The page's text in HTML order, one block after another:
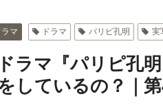
マ ドラマ パリピ孔明 実
ラマ『パリピ孔
しているの？｜